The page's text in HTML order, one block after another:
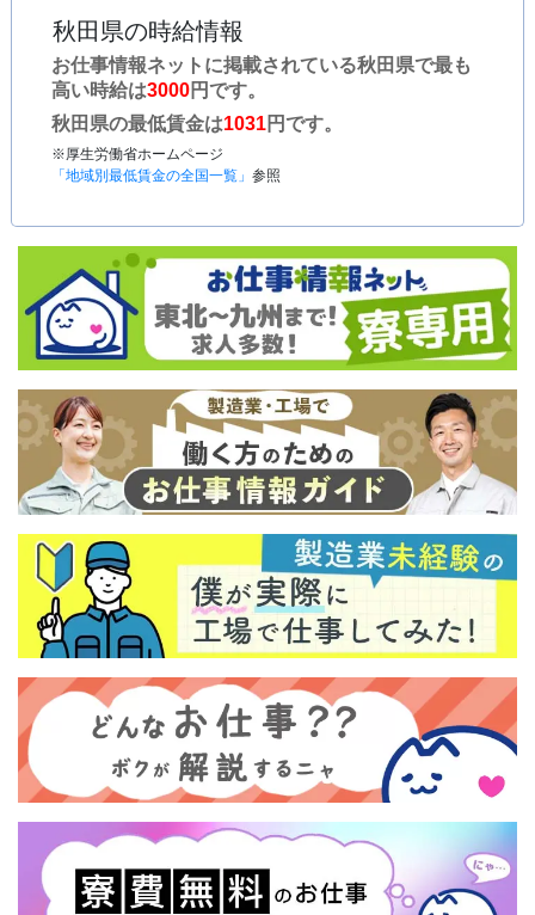
秋田県の時給情報
お仕事情報ネットに掲載されている秋田県で最も
高い時給は3000円です。
秋田県の最低賃金は1031円です。
※厚生労働省ホームページ
「地域別最低賃金の全国一覧」 参照